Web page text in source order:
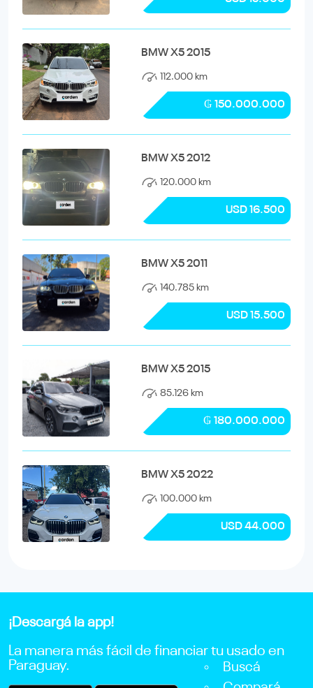
BMW X5 2015
112.000 km
₲ 150.000.000
BMW X5 2012
120.000 km
USD 16.500
BMW X5 2011
140.785 km
USD 15.500
BMW X5 2015
85.126 km
₲ 180.000.000
BMW X5 2022
100.000 km
USD 44.000
¡Descargá la app!
La manera más fácil de financiar tu usado en
Paraguay.
Buscá